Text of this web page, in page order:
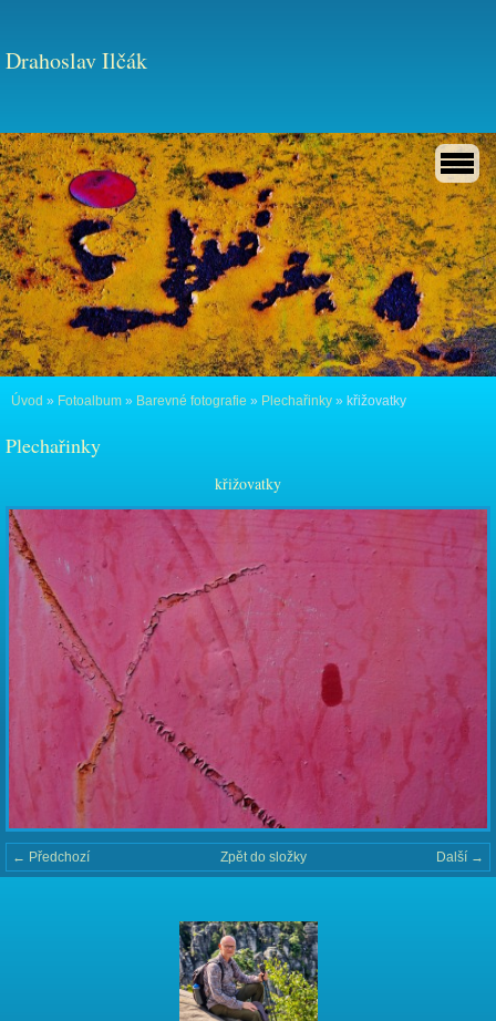
Drahoslav Ilčák
Úvod » Fotoalbum » Barevné fotografie » Plechařinky » křižovatky
Plechařinky
křižovatky
← Předchozí Další →
Zpět do složky